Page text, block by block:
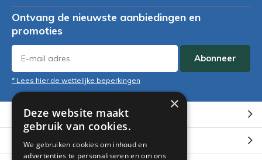
Ontvang de nieuwste aanbiedingen en
promoties
Abonneer
* Lees hier de wettelijke beperkingen
Klantenservice
Mijn account
×
Deze website maakt
gebruik van cookies.
We gebruiken cookies om inhoud en
advertenties te personaliseren en om ons